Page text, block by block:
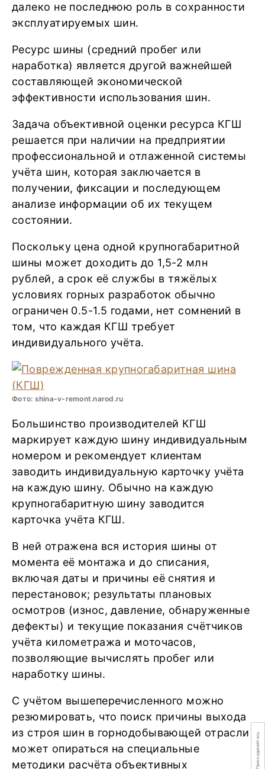
далеко не последнюю роль в сохранности
эксплуатируемых шин.
Ресурс шины (средний пробег или
наработка) является другой важнейшей
составляющей экономической
эффективности использования шин.
Задача объективной оценки ресурса КГШ
решается при наличии на предприятии
профессиональной и отлаженной системы
учёта шин, которая заключается в
получении, фиксации и последующем
анализе информации об их текущем
состоянии.
Поскольку цена одной крупногабаритной
шины может доходить до 1,5-2 млн
рублей, а срок её службы в тяжёлых
условиях горных разработок обычно
ограничен 0.5-1.5 годами, нет сомнений в
том, что каждая КГШ требует
индивидуального учёта.
Фото: shina-v-remont.narod.ru
Большинство производителей КГШ
маркирует каждую шину индивидуальным
номером и рекомендует клиентам
заводить индивидуальную карточку учёта
на каждую шину. Обычно на каждую
крупногабаритную шину заводится
карточка учёта КГШ.
В ней отражена вся история шины от
момента её монтажа и до списания,
включая даты и причины её снятия и
перестановок; результаты плановых
осмотров (износ, давление, обнаруженные
дефекты) и текущие показания счётчиков
учёта километража и моточасов,
позволяющие вычислять пробег или
наработку шины.
С учётом вышеперечисленного можно
резюмировать, что поиск причины выхода
из строя шин в горнодобывающей отрасли
может опираться на специальные
методики расчёта объективных
Присоединяйтесь